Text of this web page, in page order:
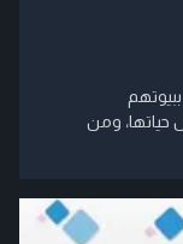
حياتها، ومن